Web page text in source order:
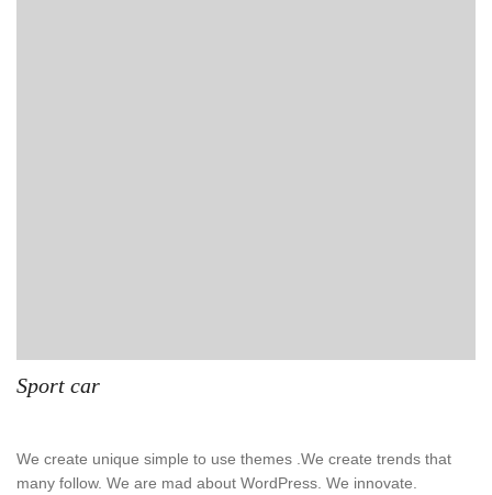
Sport car
We create unique simple to use themes .We create trends that
many follow. We are mad about WordPress. We innovate.